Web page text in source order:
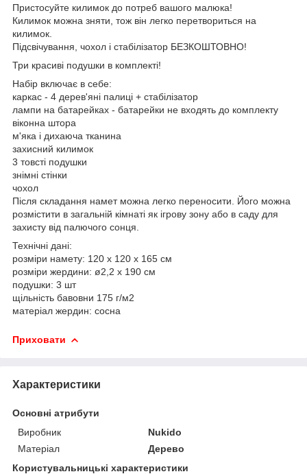
Пристосуйте килимок до потреб вашого малюка!
Килимок можна зняти, тож він легко перетвориться на
килимок.
Підсвічування, чохол і стабілізатор БЕЗКОШТОВНО!
Три красиві подушки в комплекті!
Набір включає в себе:
каркас - 4 дерев'яні палиці + стабілізатор
лампи на батарейках - батарейки не входять до комплекту
віконна штора
м'яка і дихаюча тканина
захисний килимок
3 товсті подушки
знімні стінки
чохол
Після складання намет можна легко переносити. Його можна
розмістити в загальній кімнаті як ігрову зону або в саду для
захисту від палючого сонця.
Технічні дані:
розміри намету: 120 x 120 x 165 см
розміри жердини: ø2,2 x 190 см
подушки: 3 шт
щільність бавовни 175 г/м2
матеріал жердин: сосна
Приховати
Характеристики
Основні атрибути
Виробник
Nukido
Матеріал
Дерево
Користувальницькі характеристики